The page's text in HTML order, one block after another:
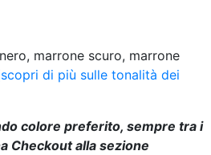
marrone scuro, marrone
di più sulle tonalità dei
colore preferito, sempre tra i
Checkout alla sezione